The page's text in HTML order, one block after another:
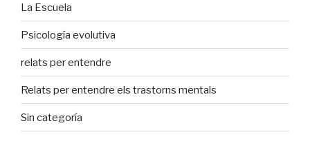
La Escuela
Psicología evolutiva
relats per entendre
Relats per entendre els trastorns mentals
Sin categoría